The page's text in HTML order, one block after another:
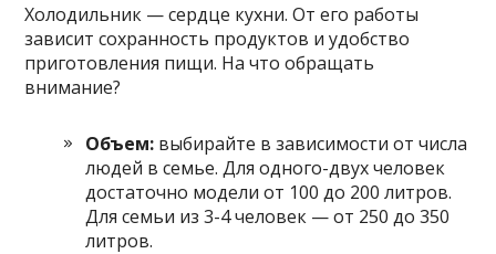
Холодильник — сердце кухни. От его работы
зависит сохранность продуктов и удобство
приготовления пищи. На что обращать
внимание?
Объем: выбирайте в зависимости от числа
людей в семье. Для одного-двух человек
достаточно модели от 100 до 200 литров.
Для семьи из 3-4 человек — от 250 до 350
литров.